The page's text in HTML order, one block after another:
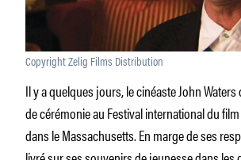
Copyright Zelig Films Distribution
Il y a quelques jours, le cinéaste John
de cérémonie au Festival international du
dans le Massachusetts. En marge de ses